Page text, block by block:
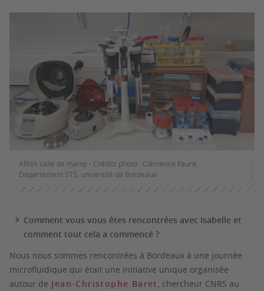
ARNA salle de manip - Crédits photo : Clémence Faure,
Département STS, université de Bordeaux
Comment vous vous êtes rencontrées avec Isabelle et
comment tout cela a commencé ?
Nous nous sommes rencontrées à Bordeaux à une journée
microfluidique qui était une initiative unique organisée
autour de Jean-Christophe Baret , chercheur CNRS au